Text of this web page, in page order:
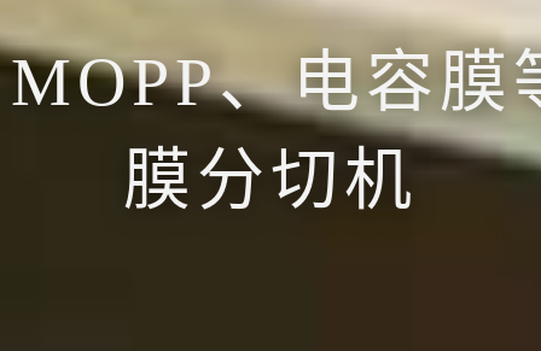
、卷绕解决方